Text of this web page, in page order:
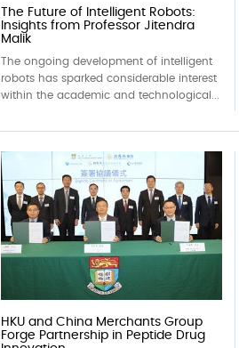
The Future of Intelligent Robots:
Insights from Professor Jitendra
Malik
The ongoing development of intelligent
robots has sparked considerable interest
within the academic and technological...
HKU and China Merchants Group
Forge Partnership in Peptide Drug